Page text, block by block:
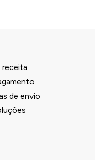
água micelar para
receita
de envio